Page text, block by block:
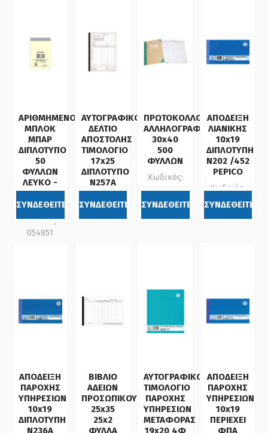
ΑΡΙΘΜΗΜΕΝΟ
ΜΠΛΟΚ
ΜΠΑΡ
ΔΙΠΛΟΤΥΠΟ
50
ΦΥΛΛΩΝ
ΛΕΥΚΟ -
ΚΙΤΡΙΝΟ
Ν351Γ
Κωδικός:
054851
ΣΥΝΔΕΘΕΙΤΕ
ΑΥΤΟΓΡΑΦΙΚΟ
ΔΕΛΤΙΟ
ΑΠΟΣΤΟΛΗΣ
ΤΙΜΟΛΟΓΙΟ
17x25
ΔΙΠΛΟΤΥΠΟ
Ν257Α
ΣΥΝΔΕΘΕΙΤΕ
ΠΡΩΤΟΚΟΛΛΟ
ΑΛΛΗΛΟΓΡΑΦΙΑΣ
30x40
500
ΦΥΛΛΩΝ
Κωδικός:
301380
ΣΥΝΔΕΘΕΙΤΕ
ΑΠΟΔΕΙΞΗ
ΛΙΑΝΙΚΗΣ
10x19
ΔΙΠΛΟΤΥΠΗ
Ν202 /452
PEPICO
Κωδικός:
454202
ΣΥΝΔΕΘΕΙΤΕ
ΑΠΟΔΕΙΞΗ
ΠΑΡΟΧΗΣ
ΥΠΗΡΕΣΙΩΝ
10x19
ΔΙΠΛΟΤΥΠΗ
Ν236Α
ΒΙΒΛΙΟ
ΑΔΕΙΩΝ
ΠΡΟΣΩΠΙΚΟΥ
25x35
25x2
ΦΥΛΛΑ
ΑΥΤΟΓΡΑΦΙΚΟ
ΤΙΜΟΛΟΓΙΟ
ΠΑΡΟΧΗΣ
ΥΠΗΡΕΣΙΩΝ
ΜΕΤΑΦΟΡΑΣ
19x20 4Φ
ΑΠΟΔΕΙΞΗ
ΠΑΡΟΧΗΣ
ΥΠΗΡΕΣΙΩΝ
10x19
ΠΕΡΙΕΧΕΙ
ΦΠΑ